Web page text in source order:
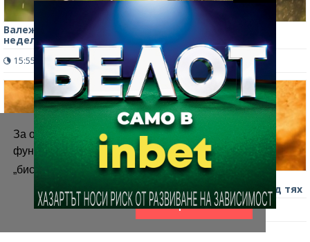
За осигуряване на правилното
функциониране на уебсайта ние използваме
„бисквитки“.
Повече информация
Приемам
Валежи носят леко понижение на температурите в
неделя, обявиха жълт код за бури в 4 области
15:55 ч. 491 0
Внимание! Обявиха оранжев код за опасно горещо
време в много области у нас, Северозападът е сред тях
08:03 ч. 705 0